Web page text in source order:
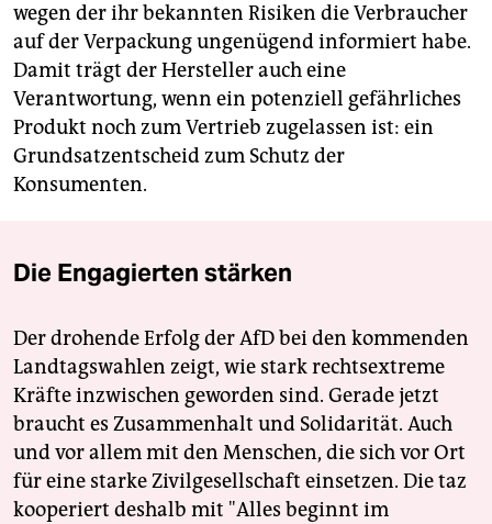
wegen der ihr bekannten Risiken die Verbraucher
auf der Verpackung ungenügend informiert habe.
Damit trägt der Hersteller auch eine
Verantwortung, wenn ein potenziell gefährliches
Produkt noch zum Vertrieb zugelassen ist: ein
Grundsatzentscheid zum Schutz der
Konsumenten.
Die Engagierten stärken
Der drohende Erfolg der AfD bei den kommenden
Landtagswahlen zeigt, wie stark rechtsextreme
Kräfte inzwischen geworden sind. Gerade jetzt
braucht es Zusammenhalt und Solidarität. Auch
und vor allem mit den Menschen, die sich vor Ort
für eine starke Zivilgesellschaft einsetzen. Die taz
kooperiert deshalb mit "Alles beginnt im